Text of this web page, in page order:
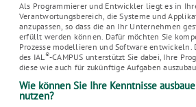
Als Programmierer und Entwickler liegt es in
Verantwortungsbereich, die Systeme und
anzupassen, so dass die an Ihr Unternehmen
erfüllt werden können. Dafür möchten Sie
Prozesse modellieren und Software entwickeln.
des IAL®-CAMPUS unterstützt Sie dabei, Ihre
diese wie auch für zukünftige Aufgaben
Wie können Sie Ihre Kenntnisse
nutzen?